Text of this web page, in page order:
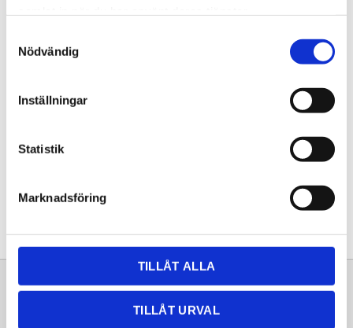
Nödvändig
Inställningar
Statistik
Marknadsföring
TILLÅT ALLA
TILLÅT URVAL
Lagervara
Artikelnr
20261191
Sortiment Information